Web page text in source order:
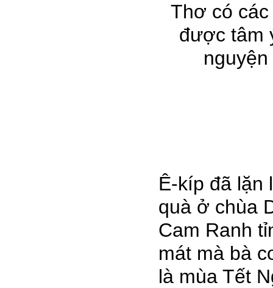
Thơ có
được tâm
Ê-kíp đã lặn
quà ở chùa
Cam Ranh
mát mà bà
là mùa Tết